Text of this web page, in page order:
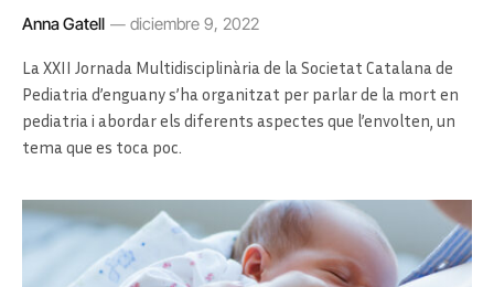
Anna Gatell diciembre 9, 2022
La XXII Jornada Multidisciplinària de la Societat Catalana de
Pediatria d’enguany s’ha organitzat per parlar de la mort en
pediatria i abordar els diferents aspectes que l’envolten, un
tema que es toca poc.